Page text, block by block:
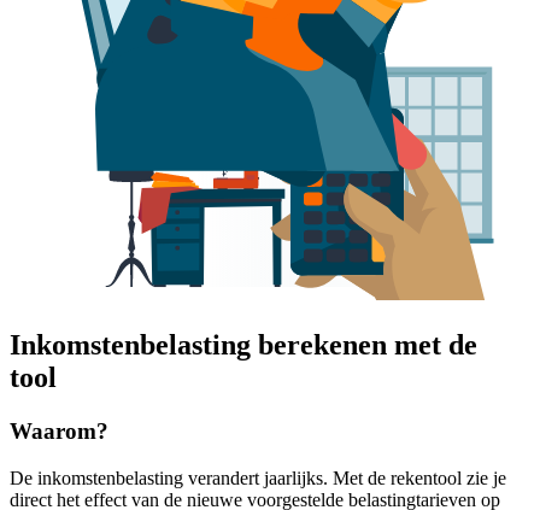
Inkomstenbelasting berekenen met de
tool
Waarom?
De inkomstenbelasting verandert jaarlijks. Met de rekentool zie je
direct het effect van de nieuwe voorgestelde belastingtarieven op